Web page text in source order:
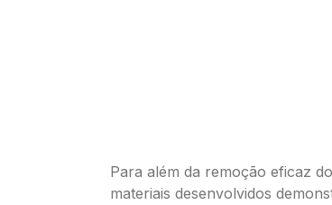
Para além da remoção eficaz
materiais desenvolvidos